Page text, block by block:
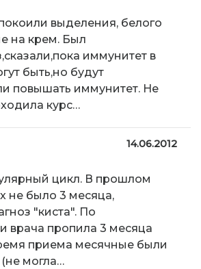
выделения, белого
на крем. Был
иммунитет в
быть,но будут
повышать иммунитет. Не
курс…
14.06.2012
цикл. В прошлом
не было 3 месяца,
"киста". По
врача пропила 3 месяца
приема месячные были
могла…